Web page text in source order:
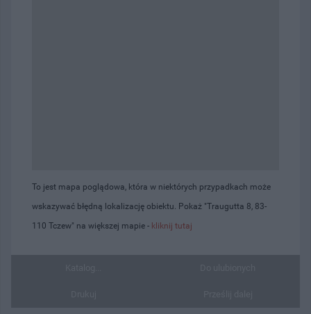
To jest mapa poglądowa, która w niektórych przypadkach może
wskazywać błędną lokalizację obiektu. Pokaż "Traugutta 8, 83-
110 Tczew" na większej mapie - kliknij tutaj